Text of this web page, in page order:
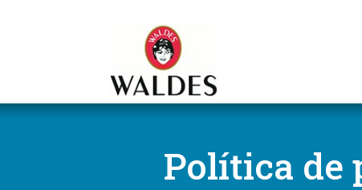
Política de